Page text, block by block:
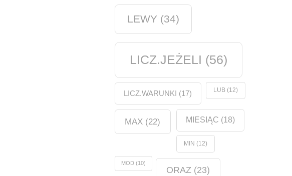
LEWY (34)
LICZ.JEŻELI (56)
LICZ.WARUNKI (17) LUB(12)
MAX (22) MIESIĄC (18)
MIN (12)
MOD(10)
ORAZ (23)